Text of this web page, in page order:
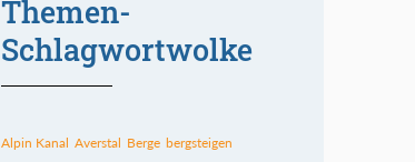
Themen-
Schlagwortwolke
Alpin Kanal Averstal Berge bergsteigen